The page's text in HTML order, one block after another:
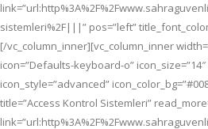
sistemleri%2F|||” pos=”left”
[/vc_column_inner][vc_column_inner
icon=”Defaults-keyboard-o”
icon_style=”advanced”
title=”Access Kontrol Sistemleri”